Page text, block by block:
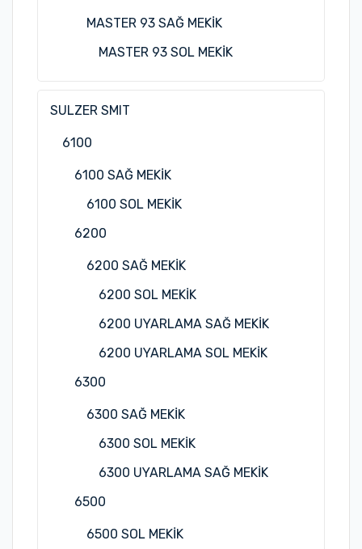
MASTER 93 SAĞ MEKİK
MASTER 93 SOL MEKİK
SULZER SMIT
6100
6100 SAĞ MEKİK
6100 SOL MEKİK
6200
6200 SAĞ MEKİK
6200 SOL MEKİK
6200 UYARLAMA SAĞ MEKİK
6200 UYARLAMA SOL MEKİK
6300
6300 SAĞ MEKİK
6300 SOL MEKİK
6300 UYARLAMA SAĞ MEKİK
6500
6500 SOL MEKİK